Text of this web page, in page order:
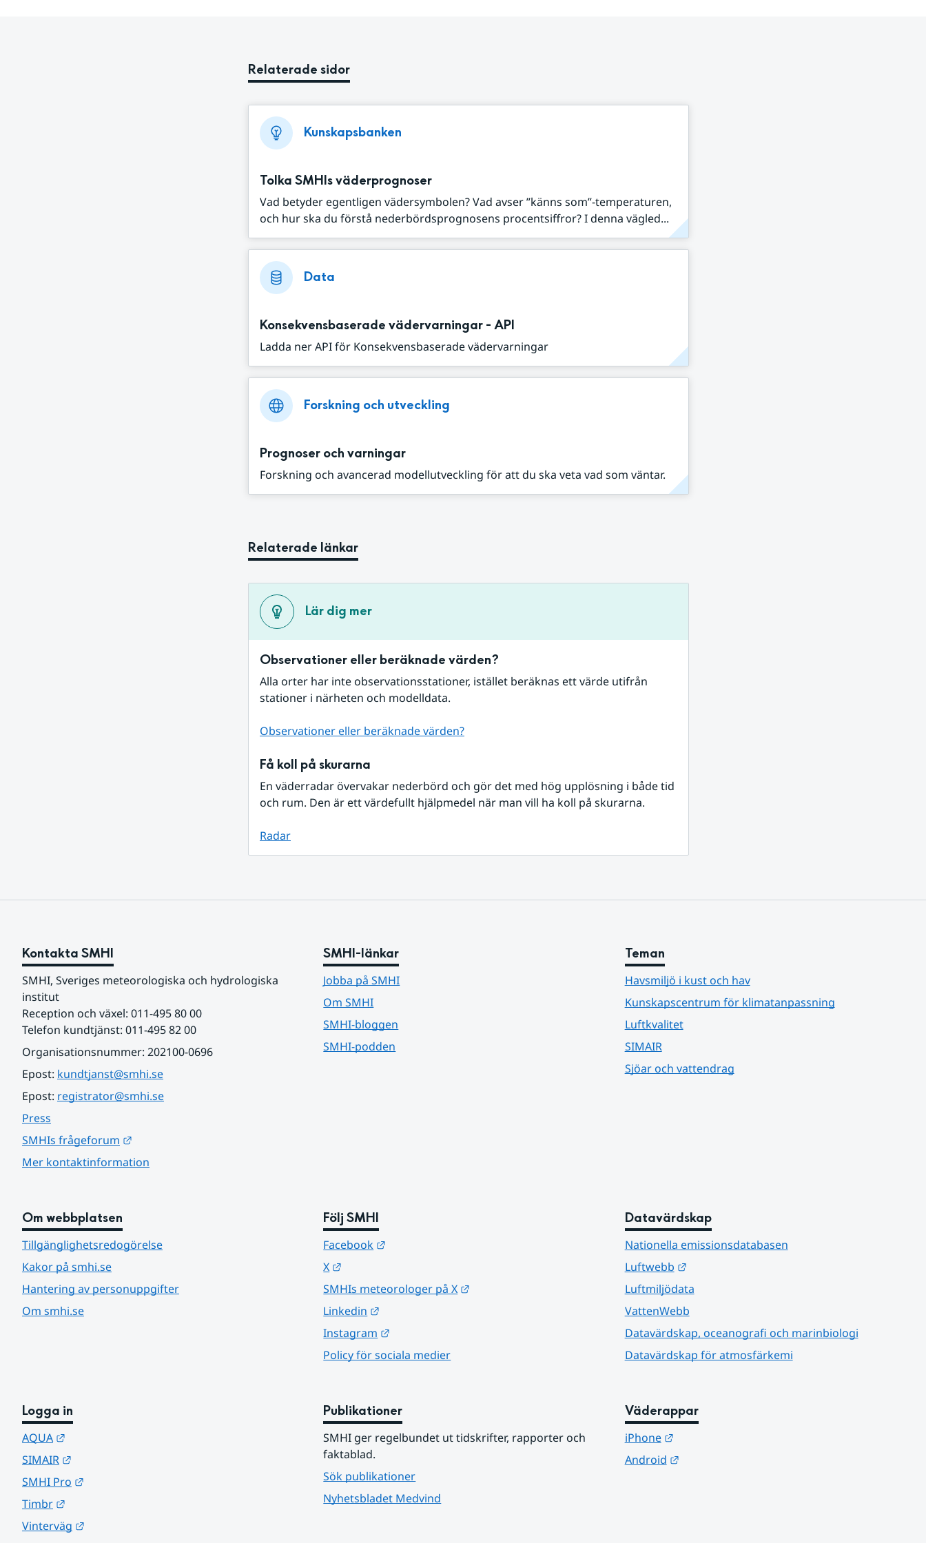
Relaterade sidor
Kunskapsbanken
Tolka SMHIs väderprognoser
Vad betyder egentligen vädersymbolen? Vad avser ”känns som”-temperaturen,
och hur ska du förstå nederbördsprognosens procentsiffror? I denna vägled...
Data
Konsekvensbaserade vädervarningar - API
Ladda ner API för Konsekvensbaserade vädervarningar
Forskning och utveckling
Prognoser och varningar
Forskning och avancerad modellutveckling för att du ska veta vad som väntar.
Relaterade länkar
Lär dig mer
Observationer eller beräknade värden?
Alla orter har inte observationsstationer, istället beräknas ett värde utifrån
stationer i närheten och modelldata.
Observationer eller beräknade värden?
Få koll på skurarna
En väderradar övervakar nederbörd och gör det med hög upplösning i både tid
och rum. Den är ett värdefullt hjälpmedel när man vill ha koll på skurarna.
Radar
Kontakta SMHI
SMHI, Sveriges meteorologiska och hydrologiska
institut
Reception och växel: 011-495 80 00
Telefon kundtjänst: 011-495 82 00
Organisationsnummer: 202100-0696
Epost: kundtjanst@smhi.se
Epost: registrator@smhi.se
Press
SMHIs frågeforum
Mer kontaktinformation
SMHI-länkar
Jobba på SMHI
Om SMHI
SMHI-bloggen
SMHI-podden
Teman
Havsmiljö i kust och hav
Kunskapscentrum för klimatanpassning
Luftkvalitet
SIMAIR
Sjöar och vattendrag
Om webbplatsen
Tillgänglighetsredogörelse
Kakor på smhi.se
Hantering av personuppgifter
Om smhi.se
Följ SMHI
Facebook
X
SMHIs meteorologer på X
Linkedin
Instagram
Policy för sociala medier
Datavärdskap
Nationella emissionsdatabasen
Luftwebb
Länk till annan webbplats.
Luftmiljödata
VattenWebb
Datavärdskap, oceanografi och marinbiologi
Datavärdskap för atmosfärkemi
Logga in
AQUA
SIMAIR
SMHI Pro
Timbr
Vinterväg
Publikationer
SMHI ger regelbundet ut tidskrifter, rapporter och
faktablad.
Sök publikationer
Nyhetsbladet Medvind
Väderappar
iPhone
Länk till annan webbplats.
Android
Länk till annan webbplats.